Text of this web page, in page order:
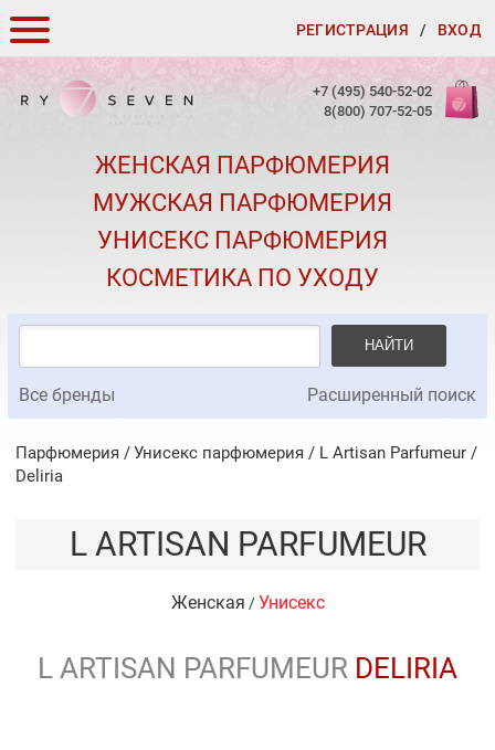
РЕГИСТРАЦИЯ / ВХОД
КАК ЗАКАЗАТЬ
СКИДКИ
КОНТАКТЫ
О КАЧЕСТВЕ
ПОДАРКИ К ЗАКАЗАМ
+7 (495) 540-52-02
8(800) 707-52-05
ЖЕНСКАЯ ПАРФЮМЕРИЯ
МУЖСКАЯ ПАРФЮМЕРИЯ
УНИСЕКС ПАРФЮМЕРИЯ
КОСМЕТИКА ПО УХОДУ
НАЙТИ
Все бренды Расширенный поиск
Парфюмерия Унисекс парфюмерия / L Artisan Parfumeur /
Deliria
L ARTISAN PARFUMEUR
Женская /Унисекс
L ARTISAN PARFUMEUR DELIRIA